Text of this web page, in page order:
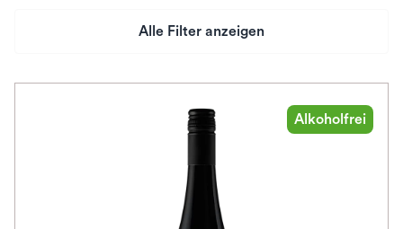
Alle Filter anzeigen
Alkoholfrei